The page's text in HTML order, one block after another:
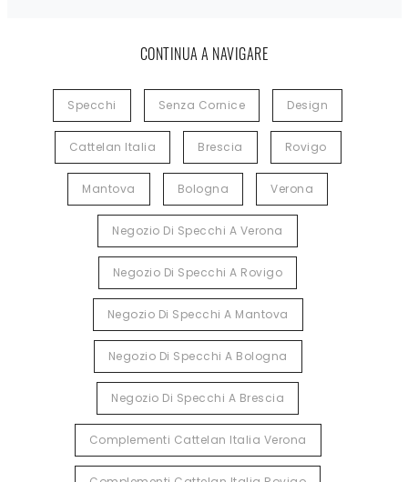
CONTINUA A NAVIGARE
Specchi Senza Cornice Design
Cattelan Italia Brescia Rovigo
Mantova Bologna Verona
Negozio Di Specchi A Verona
Negozio Di Specchi A Rovigo
Negozio Di Specchi A Mantova
Negozio Di Specchi A Bologna
Negozio Di Specchi A Brescia
Complementi Cattelan Italia Verona